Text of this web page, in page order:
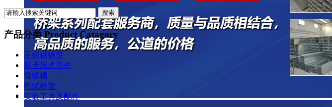
产品分类 Product Catagory
不锈钢钢管
双卡压式管件
母线槽
电缆桥架
安装工具及配件